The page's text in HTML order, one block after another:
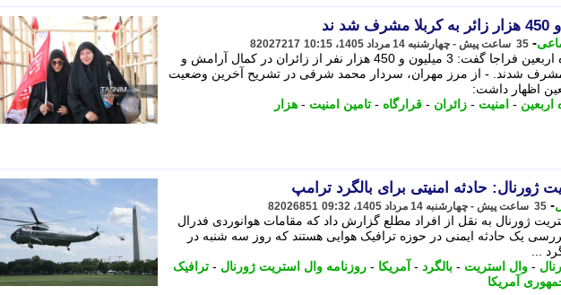
- 35 ساعت پیش - چهارشنبه 14 مرداد 1405، 10:15 82027217
فرمانده قرارگاه اربعین فراجا گفت: 3 میلیون و 450 هزار نفر از زائران در کمال آرامش و
مشرف شدند. - از مرز مهران، سردار محمد شرفی در تشریح آخرین وضعیت
اظهار داشت:
اربعین - امنیت - زائران - قرارگاه - تامین امنیت - هزار
ژورنال: حادثه امنیتی برای بالگرد ترامپ
- 35 ساعت پیش - چهارشنبه 14 مرداد 1405، 09:32 82026851
ژورنال به نقل از افراد مطلع گزارش داد که مقامات هوانوردی فدرال
یک حادثه ایمنی در حوزه ترافیک هوایی هستند که روز سه شنبه در
...
- وال استریت - بالگرد - آمریکا - روزنامه وال استریت ژورنال - ترافیک
آمریکا